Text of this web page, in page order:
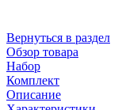
Вернуться в раздел
Обзор товара
Набор
Комплект
Описание